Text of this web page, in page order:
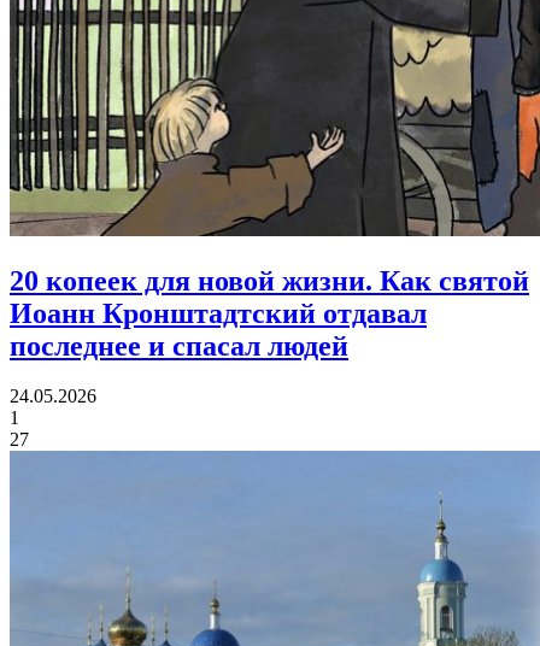
20 копеек для новой жизни. Как святой
Иоанн Кронштадтский отдавал
последнее и спасал людей
24.05.2026
1
27